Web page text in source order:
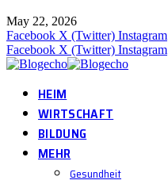
May 22, 2026
Facebook X (Twitter) Instagram
Facebook X (Twitter) Instagram
HEIM
WIRTSCHAFT
BILDUNG
MEHR
Gesundheit